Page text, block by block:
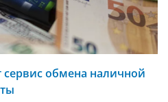
сервис обмена наличной